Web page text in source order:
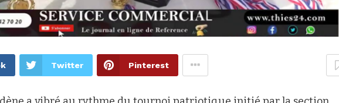
Twitter Pinterest